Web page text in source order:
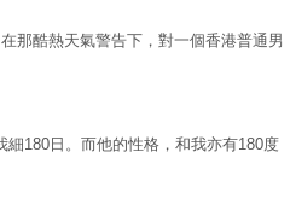
那酷熱天氣警告下，對一個香港普通男
180日。而他的性格，和我亦有180度